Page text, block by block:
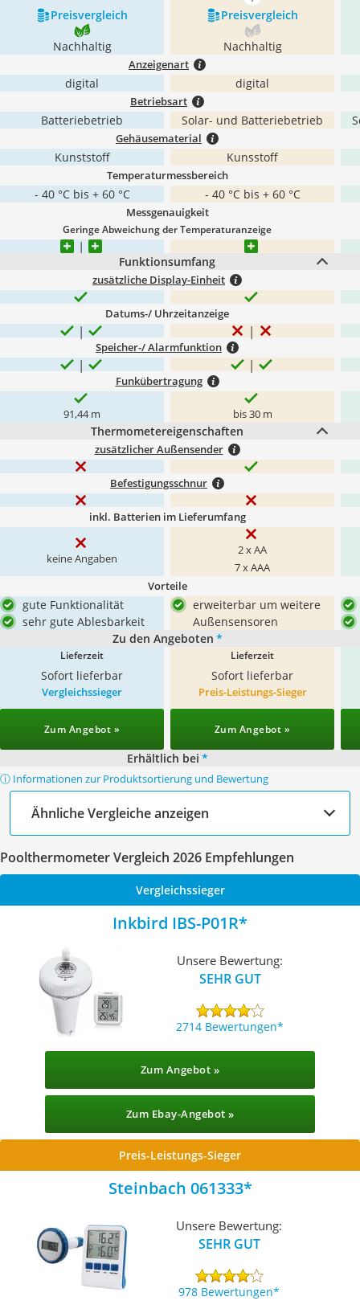
Preis­vergleich
Preis­vergleich
Nachhaltig Nachhaltig
Anzeigenart
digital digital
Betriebsart
Batteriebetrieb Solar- und Batteriebetrieb
Gehäusematerial
Kunststoff Kunsstoff
Temperaturmessbereich
- 40 °C bis + 60 °C - 40 °C bis + 60 °C
Messgenauigkeit
Geringe Abweichung der Temperaturanzeige
Funktionsumfang
zusätzliche Display-Einheit
Datums-/ Uhrzeitanzeige
Speicher-/ Alarmfunktion
Funkübertragung
91,44 m bis 30 m
Thermometereigenschaften
zusätzlicher Außensender
Befestigungsschnur
inkl. Batterien im Lieferumfang
keine Angaben
2 x AA
7 x AAA
Vorteile
gute Funktionalität
sehr gute Ablesbarkeit
erweiterbar um weitere
Außensensoren
Zu den Angeboten *
Lieferzeit
Sofort lieferbar
Lieferzeit
Sofort lieferbar
Vergleichssieger
Zum Angebot »
Preis-Leistungs-Sieger
Zum Angebot »
Erhältlich bei *
ⓘ Informationen zur Produktsortierung und Bewertung
Ähnliche Vergleiche anzeigen
Poolthermometer Vergleich 2026 Empfehlungen
Vergleichssieger
Inkbird IBS-P01R
Unsere Bewertung:
SEHR GUT
2714 Bewertungen
Zum Angebot »
Zum Ebay-Angebot »
Preis-Leistungs-Sieger
Steinbach 061333
Unsere Bewertung:
SEHR GUT
978 Bewertungen